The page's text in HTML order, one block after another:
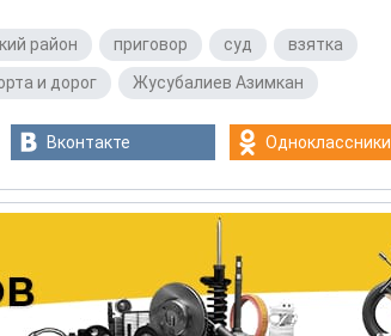
район приговор суд взятка
и дорог Жусубалиев Азимкан
Вконтакте Одноклассники